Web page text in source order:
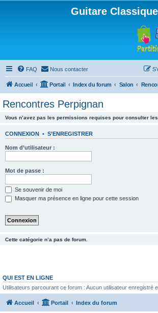
Guitare Classique
FAQ Nous contacter
Accueil Portail Index du forum Salon
Rencontres Perpignan
Vous n’avez pas les permissions requises pour consulter
CONNEXION • S’ENREGISTRER
Nom d’utilisateur :
Mot de passe :
Se souvenir de moi
Masquer ma présence en ligne pour cette session
Cette catégorie n’a pas de forum.
QUI EST EN LIGNE
Utilisateurs parcourant ce forum : Aucun utilisateur enregistré
Accueil Portail Index du forum